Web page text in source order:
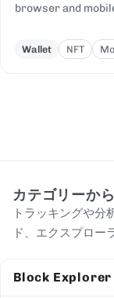
browser and
Wallet NFT
カテゴリーか
トラッキングや分
ド、エクスプロー
Block Explorer